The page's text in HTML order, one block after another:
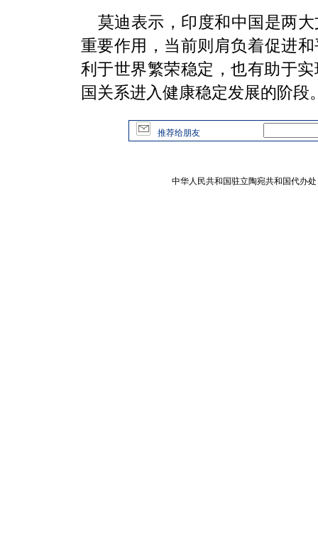
莫迪表示，印度和中国是两
重要作用，当前则肩负着促进
利于世界繁荣稳定，也有助于
国关系进入健康稳定发展的阶段
推荐给朋友
中华人民共和国驻立陶宛共和国代办处